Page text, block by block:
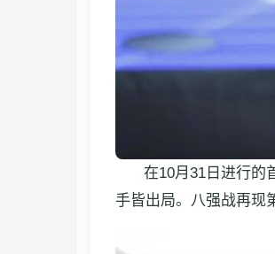
在10月31日进行的
手皆出局。八强战再现